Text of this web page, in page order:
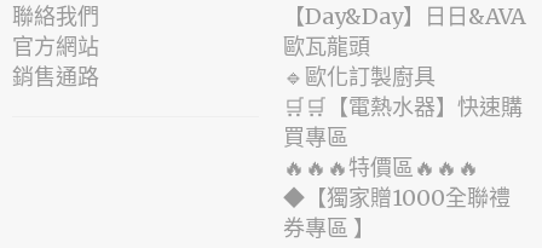
聯絡我們
官方網站
銷售通路
️【Day&Day】️日日&AVA
歐瓦龍頭
🔹歐化訂製廚具
🛒🛒【電熱水器】快速購
買專區
🔥🔥🔥特價區🔥🔥🔥
◆【獨家贈1000全聯禮
券專區 】